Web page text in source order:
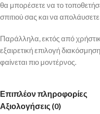
θα μπορέσετε να το
σπιτιού σας και να
Παράλληλα, εκτός από
εξαιρετική επιλογή
φαίνεται πιο μοντέρνος.
Επιπλέον πληροφορίες
Αξιολογήσεις (0)